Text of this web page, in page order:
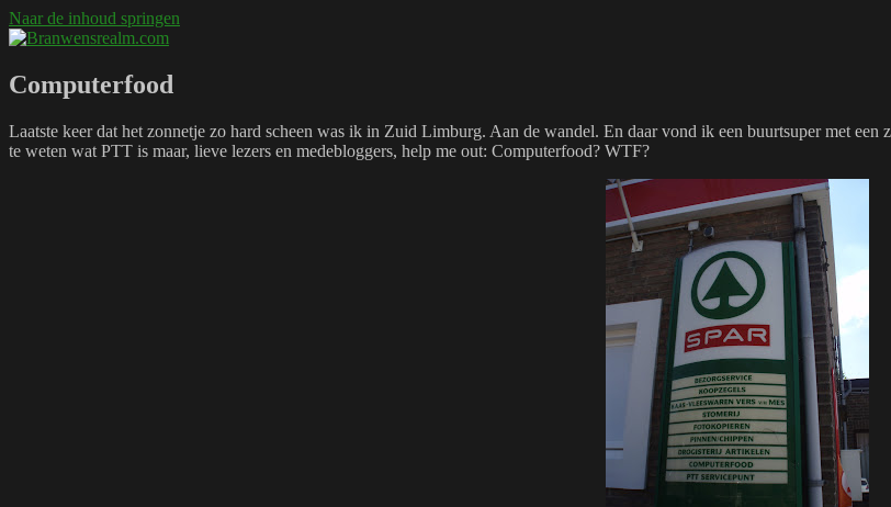
Naar de inhoud springen
Computerfood
Laatste keer dat het zonnetje zo hard scheen was ik in Zuid Limburg. Aan de wandel. En daar vond ik een buurtsuper met
te weten wat PTT is maar, lieve lezers en medebloggers, help me out: Computerfood? WTF?